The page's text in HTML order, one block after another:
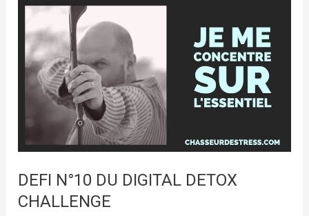
n’est
une
fatalité
DEFI N°10 DU DIGITAL DETOX
CHALLENGE